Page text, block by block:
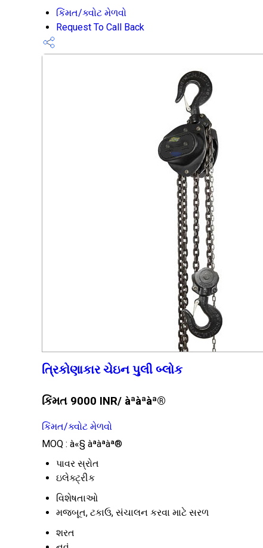
કિંમત/ક્વોટ મેળવો
Request To Call Back
ત્રિકોણાકાર ચેઇન પુલી બ્લોક
કિંમત 9000 INR/ àªàªàª®
કિંમત/ક્વોટ મેળવો
MOQ : à«§ àªàªàª®
પાવર સ્રોત
ઇલેક્ટ્રીક
વિશેષતાઓ
મજબૂત, ટકાઉ, સંચાલન કરવા માટે સરળ
શરત